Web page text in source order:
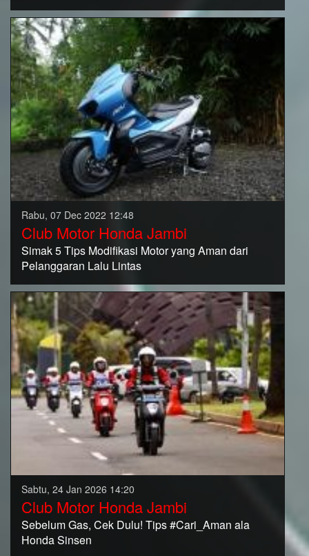
Rabu, 07 Dec 2022 12:48
Club Motor Honda Jambi
Simak 5 Tips Modifikasi Motor yang Aman dari
Pelanggaran Lalu Lintas
Sabtu, 24 Jan 2026 14:20
Club Motor Honda Jambi
Sebelum Gas, Cek Dulu! Tips #Cari_Aman ala
Honda Sinsen